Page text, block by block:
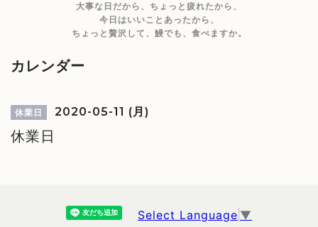
大事な日だから、ちょっと疲れたから、
今日はいいことあったから、
ちょっと贅沢して、鰻でも、食べますか。
カレンダー
休業日 2020-05-11 (月)
休業日
Select Language ▼